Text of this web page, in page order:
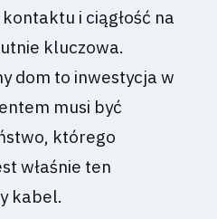
i ciągłość na
kluczowa.
dom to inwestycja w
musi być
którego
właśnie ten
kabel.